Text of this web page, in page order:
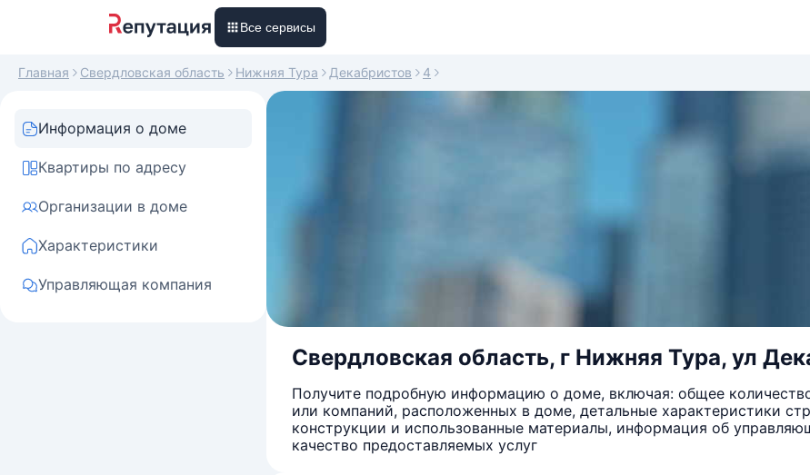
Все сервисы
Главная Свердловская область Нижняя Тура Декабристов 4
Информация о доме
Квартиры по адресу
Организации в доме
Характеристики
Управляющая компания
Свердловская область, г Нижняя Тура, ул
Получите подробную информацию о доме, включая: общее
или компаний, расположенных в доме, детальные характеристики
конструкции и использованные материалы, информация об
качество предоставляемых услуг